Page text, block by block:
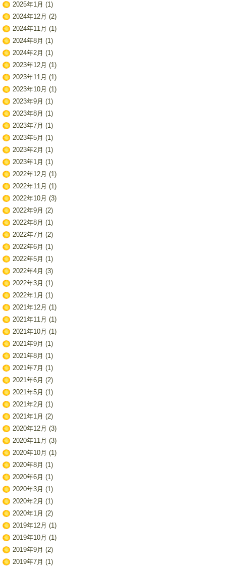
2025年1月 (1)
2024年12月 (2)
2024年11月 (1)
2024年8月 (1)
2024年2月 (1)
2023年12月 (1)
2023年11月 (1)
2023年10月 (1)
2023年9月 (1)
2023年8月 (1)
2023年7月 (1)
2023年5月 (1)
2023年2月 (1)
2023年1月 (1)
2022年12月 (1)
2022年11月 (1)
2022年10月 (3)
2022年9月 (2)
2022年8月 (1)
2022年7月 (2)
2022年6月 (1)
2022年5月 (1)
2022年4月 (3)
2022年3月 (1)
2022年1月 (1)
2021年12月 (1)
2021年11月 (1)
2021年10月 (1)
2021年9月 (1)
2021年8月 (1)
2021年7月 (1)
2021年6月 (2)
2021年5月 (1)
2021年2月 (1)
2021年1月 (2)
2020年12月 (3)
2020年11月 (3)
2020年10月 (1)
2020年8月 (1)
2020年6月 (1)
2020年3月 (1)
2020年2月 (1)
2020年1月 (2)
2019年12月 (1)
2019年10月 (1)
2019年9月 (2)
2019年7月 (1)